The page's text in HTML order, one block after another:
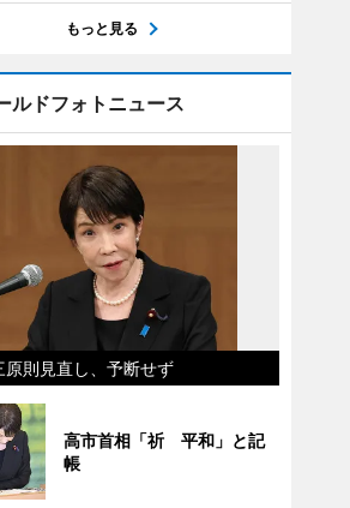
もっと見る
ルドフォトニュース
原則見直し、予断せず
高市首相「祈 平和」と記
帳